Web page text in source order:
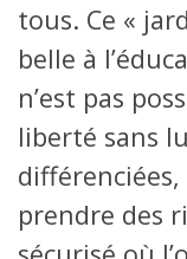
tous. Ce «
belle à
n’est pas
liberté sans
prendre des